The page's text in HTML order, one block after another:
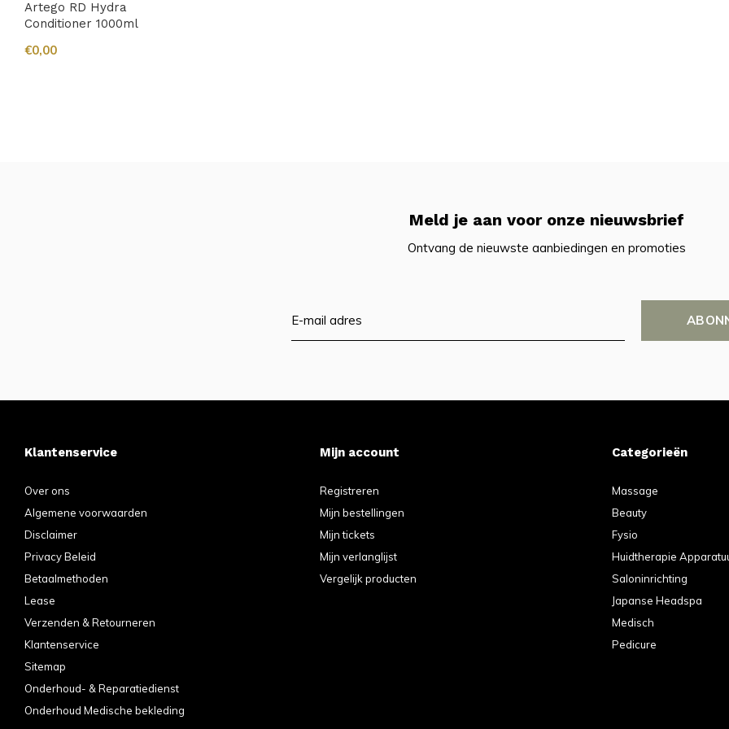
Artego RD Hydra
Conditioner 1000ml
€0,00
Meld je aan voor onze nieuwsbrief
Ontvang de nieuwste aanbiedingen en promoties
Klantenservice
Over ons
Algemene voorwaarden
Disclaimer
Privacy Beleid
Betaalmethoden
Lease
Verzenden & Retourneren
Klantenservice
Sitemap
Onderhoud- & Reparatiedienst
Onderhoud Medische bekleding
Mijn account
Registreren
Mijn bestellingen
Mijn tickets
Mijn verlanglijst
Vergelijk producten
Categorieën
Massage
Beauty
Fysio
Huidtherapie
Saloninrichting
Japanse Headspa
Medisch
Pedicure